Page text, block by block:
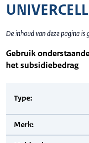
De inhoud van deze pagina
Gebruik
het subsidiebedrag
Type:
Merk: